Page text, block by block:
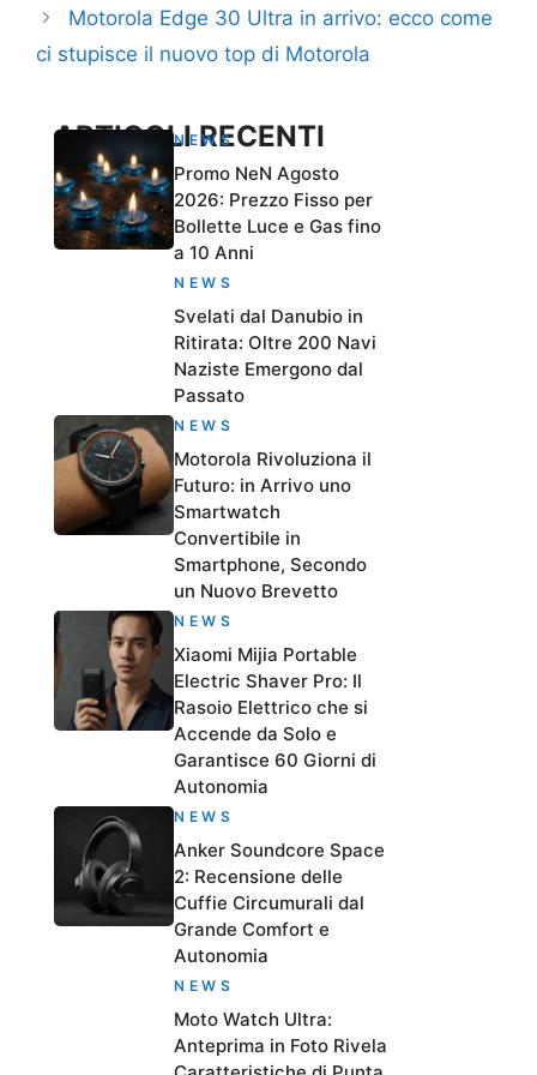
Motorola Edge 30 Ultra in arrivo: ecco come
ci stupisce il nuovo top di Motorola
ARTICOLI RECENTI
NEWS
Promo NeN Agosto
2026: Prezzo Fisso per
Bollette Luce e Gas fino
a 10 Anni
NEWS
Svelati dal Danubio in
Ritirata: Oltre 200 Navi
Naziste Emergono dal
Passato
NEWS
Motorola Rivoluziona il
Futuro: in Arrivo uno
Smartwatch
Convertibile in
Smartphone, Secondo
un Nuovo Brevetto
NEWS
Xiaomi Mijia Portable
Electric Shaver Pro: Il
Rasoio Elettrico che si
Accende da Solo e
Garantisce 60 Giorni di
Autonomia
NEWS
Anker Soundcore Space
2: Recensione delle
Cuffie Circumurali dal
Grande Comfort e
Autonomia
NEWS
Moto Watch Ultra:
Anteprima in Foto Rivela